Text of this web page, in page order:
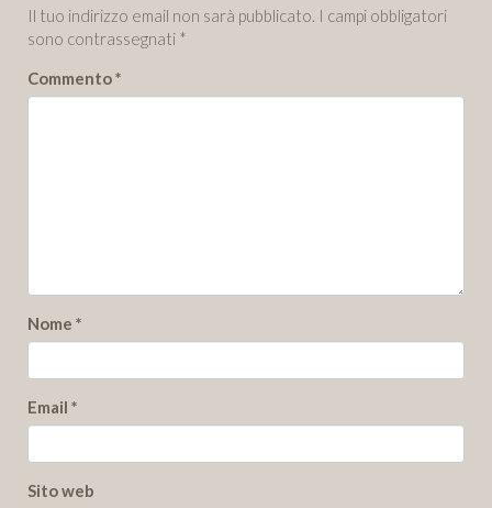
Il tuo indirizzo email non sarà pubblicato. I campi obbligatori
sono contrassegnati *
Commento*
Nome *
Email *
Sito web